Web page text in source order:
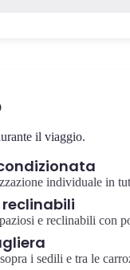
il viaggio.
individuale in
reclinabili
e reclinabili con
i sedili e tra le